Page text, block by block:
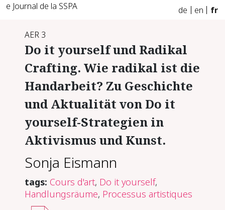
e Journal de la SSPA de en fr
AER 3
Do it yourself und Radikal
Crafting. Wie radikal ist die
Handarbeit? Zu Geschichte
und Aktualität von Do it
yourself-Strategien in
Aktivismus und Kunst.
Sonja Eismann
tags: Cours d'art, Do it yourself,
Handlungsräume, Processus artistiques